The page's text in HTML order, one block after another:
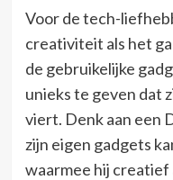
Voor de tech-
creativiteit als het
de gebruikelijke
unieks te geven dat
viert. Denk aan een
zijn eigen gadgets
waarmee hij creatief